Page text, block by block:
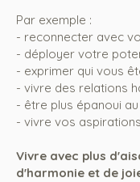
Par exemple :
- reconnecter avec
- déployer votre
- exprimer qui vous
- vivre des relations
- être plus épanoui
- vivre vos
Vivre avec plus
d'harmonie et de